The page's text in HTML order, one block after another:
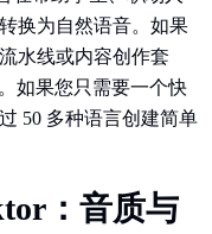
换为自然语音。如果
水线或内容创作套
如果您只需要一个快
50 多种语言创建简单
：音质与